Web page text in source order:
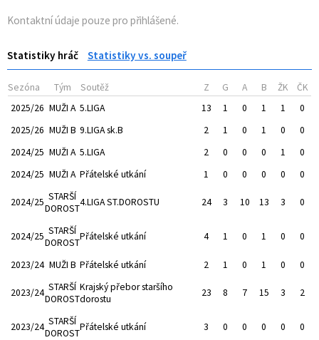
Kontaktní údaje pouze pro přihlášené.
Statistiky hráč Statistiky vs. soupeř
Sezóna Tým Soutěž Z G A B ŽK
ČK
2025/26 MUŽI A 5.LIGA 13 1 0 1 1
0
2025/26 MUŽI B 9.LIGA sk.B 2 1 0 1 0
0
2024/25 MUŽI A 5.LIGA 2 0 0 0 1
0
2024/25 MUŽI A Přátelské utkání 1 0 0 0 0 0
2024/25 STARŠÍ
DOROST
4.LIGA ST.DOROSTU 24 3 10 13 3 0
2024/25 STARŠÍ
DOROST
Přátelské utkání 4 1 0 1 0 0
2023/24 MUŽI B Přátelské utkání 2 1 0 1 0 0
2023/24 STARŠÍ
DOROST
Krajský přebor staršího
dorostu
23 8 7 15 3 2
2023/24 STARŠÍ
DOROST
Přátelské utkání 3 0 0 0 0 0